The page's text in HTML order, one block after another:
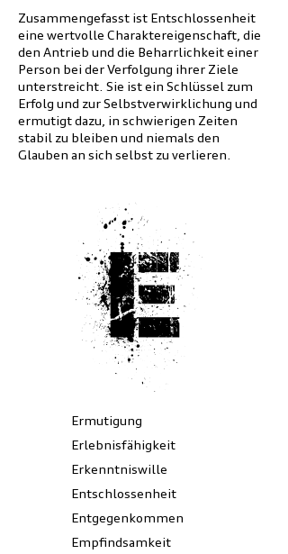
Zusammengefasst ist Entschlossenheit
eine wertvolle Charaktereigenschaft, die
den Antrieb und die Beharrlichkeit einer
Person bei der Verfolgung ihrer Ziele
unterstreicht. Sie ist ein Schlüssel zum
Erfolg und zur Selbstverwirklichung und
ermutigt dazu, in schwierigen Zeiten
stabil zu bleiben und niemals den
Glauben an sich selbst zu verlieren.
E
Ermutigung
Erlebnisfähigkeit
Erkenntniswille
Entschlossenheit
Entgegenkommen
Empfindsamkeit